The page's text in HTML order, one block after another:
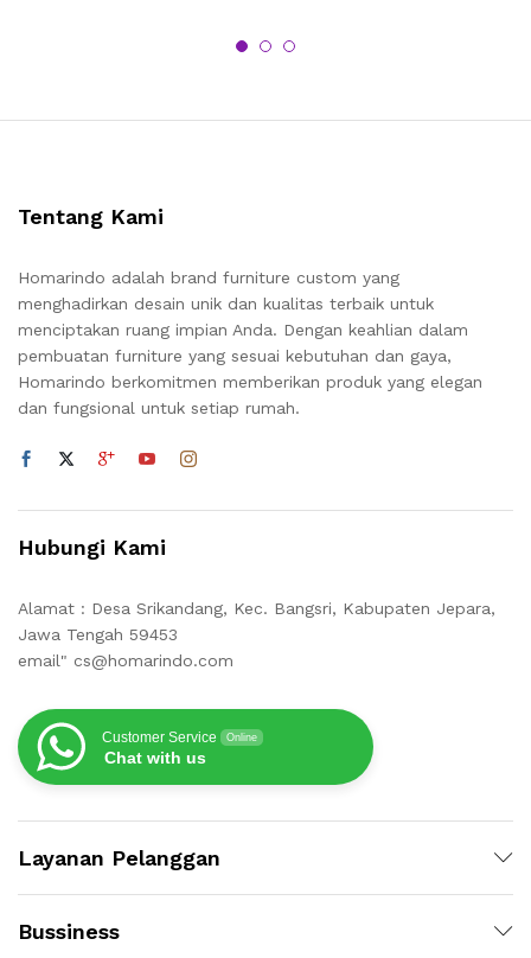
Tentang Kami
Homarindo adalah brand furniture custom yang
menghadirkan desain unik dan kualitas terbaik untuk
menciptakan ruang impian Anda. Dengan keahlian dalam
pembuatan furniture yang sesuai kebutuhan dan gaya,
Homarindo berkomitmen memberikan produk yang elegan
dan fungsional untuk setiap rumah.
Hubungi Kami
Alamat : Desa Srikandang, Kec. Bangsri, Kabupaten Jepara,
Jawa Tengah 59453
email" cs@homarindo.com
Customer Service Online
Chat with us
Layanan Pelanggan
Bussiness